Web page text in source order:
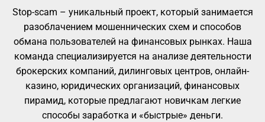
Stop-scam – уникальный проект, который занимается
разоблачением мошеннических схем и способов
обмана пользователей на финансовых рынках. Наша
команда специализируется на анализе деятельности
брокерских компаний, дилинговых центров, онлайн-
казино, юридических организаций, финансовых
пирамид, которые предлагают новичкам легкие
способы заработка и «быстрые» деньги.